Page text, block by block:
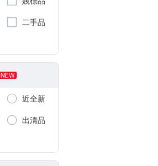
二手品
NEW
近全新
出清品